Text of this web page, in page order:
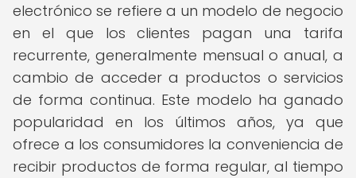
electrónico se refiere a un modelo de negocio
en el que los clientes pagan una tarifa
recurrente, generalmente mensual o anual, a
cambio de acceder a productos o servicios
de forma continua. Este modelo ha ganado
popularidad en los últimos años, ya que
ofrece a los consumidores la conveniencia de
recibir productos de forma regular, al tiempo